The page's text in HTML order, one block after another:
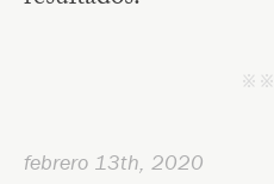
j j
febrero 13th, 2020